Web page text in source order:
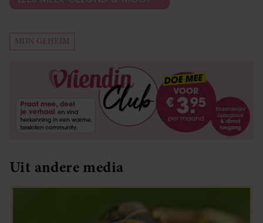
MIJN GEHEIM
Uit andere media